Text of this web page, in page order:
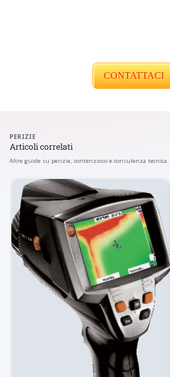
CONTATTACI
PERIZIE
Articoli correlati
Altre guide su perizie, contenzioso e consulenza tecnica.